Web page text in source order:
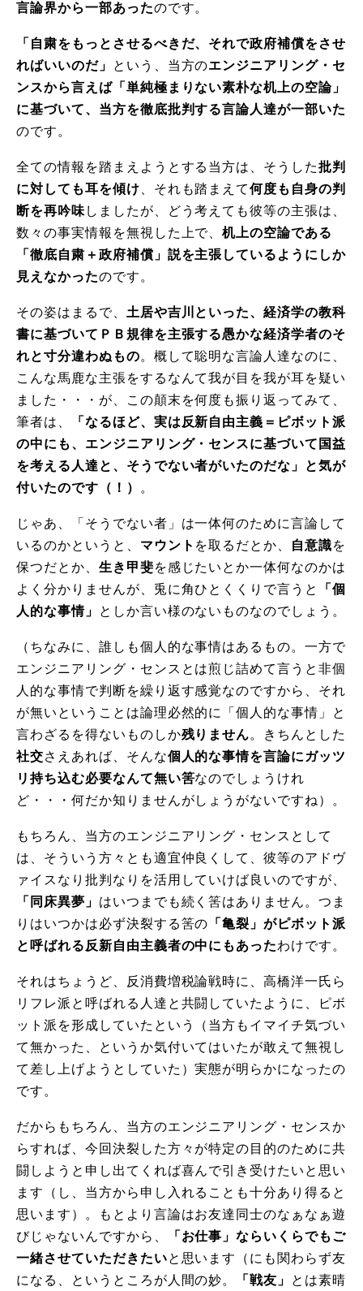
言論界から一部あったのです。
「自粛をもっとさせるべきだ、それで政府補償をさせ
ればいいのだ」
という、当方のエンジニアリング・セ
ンスから言えば「単純極まりない素朴な机上の空論」
に基づいて、当方を徹底批判する言論人達が一部いた
のです。
全ての情報を踏まえようとする当方は、そうした批判
に対しても耳を傾け 、それも踏まえて何度も自身の判
断を再吟味 しましたが、どう考えても彼等の主張は、
数々の事実情報を無視した上で、机上の空論である
「徹底自粛＋政府補償」説を主張しているようにしか
見えなかったのです。
その姿はまるで、 土居や吉川といった、経済学の教科
書に基づいてＰＢ規律を主張する愚かな経済学者のそ
れと寸分違わぬもの。概して聡明な言論人達なのに、
こんな馬鹿な主張をするなんて我が目を我が耳を疑い
ました・・・が、この顛末を何度も振り返ってみて、
筆者は、
「なるほど、実は反新自由主義＝ピボット派
の中にも、エンジニアリング・センスに基づいて国益
を考える人達と、そうでない者がいたのだな」と気が
付いたのです（！）
。
じゃあ、「そうでない者」は一体何のために言論して
いるのかというと、 マウント を取るだとか、 自意識を
保つだとか、 生き甲斐を感じたいとか一体何なのかは
よく分かりませんが、兎に角ひとくくりで言うと
「個
人的な事情」
としか言い様のないものなのでしょう。
（ちなみに、誰しも個人的な事情はあるもの。一方で
エンジニアリング・センスとは煎じ詰めて言うと非個
人的な事情で判断を繰り返す感覚なのですから、それ
が無いということは論理必然的に「個人的な事情」と
言わざるを得ないものしか残りません。きちんとした
社交さえあれば、そんな個人的な事情を言論にガッツ
リ持ち込む必要なんて無い筈なのでしょうけれ
ど・・・何だか知りませんがしょうがないですね）。
もちろん、当方のエンジニアリング・センスとして
は、そういう方々とも適宜仲良くして、彼等のアドヴ
ァイスなり批判なりを活用していけば良いのですが、
「同床異夢」 はいつまでも続く筈はありません。つま
りはいつかは必ず決裂する筈の 「亀裂」がピボット派
と呼ばれる反新自由主義者の中にもあったわけです。
それはちょうど、反消費増税論戦時に、高橋洋一氏ら
リフレ派と呼ばれる人達と共闘していたように、ピボ
ット派を形成していたという（当方もイマイチ気づい
て無かった、
というか気付いてはいたが敢えて無視し
て差し上げようとしていた）実態が明らかになったの
です。
だからもちろん、当方のエンジニアリング・センスか
らすれば、今回決裂した方々が特定の目的のために共
闘しようと申し出てくれば喜んで引き受けたいと思い
ます（し、当方から申し入れることも十分あり得ると
思います）。もとより言論はお友達同士のなぁなぁ遊
びじゃないんですから、
「お仕事」ならいくらでもご
一緒させていただきたいと思います（にも関わらず友
になる、というところが人間の妙。
「戦友」 とは素晴